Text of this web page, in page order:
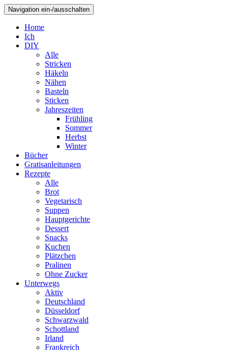
Navigation ein-/ausschalten
Home
Ich
DIY
Alle
Stricken
Häkeln
Nähen
Basteln
Sticken
Jahreszeiten
Frühling
Sommer
Herbst
Winter
Bücher
Gratisanleitungen
Rezepte
Alle
Brot
Vegetarisch
Suppen
Hauptgerichte
Dessert
Snacks
Kuchen
Plätzchen
Pralinen
Ohne Zucker
Unterwegs
Aktiv
Deutschland
Düsseldorf
Schwarzwald
Schottland
Irland
Frankreich